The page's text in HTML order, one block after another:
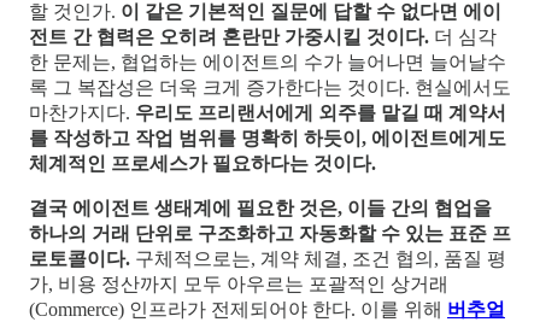
할 것인가. 이 같은 기본적인 질문에 답할 수 없다면 에이
전트 간 협력은 오히려 혼란만 가중시킬 것이다. 더 심각
한 문제는, 협업하는 에이전트의 수가 늘어나면 늘어날수
록 그 복잡성은 더욱 크게 증가한다는 것이다. 현실에서도
마찬가지다. 우리도 프리랜서에게 외주를 맡길 때 계약서
를 작성하고 작업 범위를 명확히 하듯이, 에이전트에게도
체계적인 프로세스가 필요하다는 것이다.
결국 에이전트 생태계에 필요한 것은, 이들 간의 협업을
하나의 거래 단위로 구조화하고 자동화할 수 있는 표준 프
로토콜이다. 구체적으로는, 계약 체결, 조건 협의, 품질 평
가, 비용 정산까지 모두 아우르는 포괄적인 상거래
(Commerce) 인프라가 전제되어야 한다. 이를 위해 버추얼